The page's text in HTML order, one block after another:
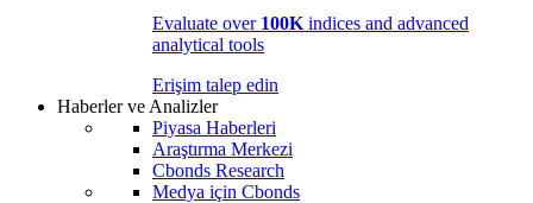
Evaluate over 100K indices and advanced
analytical tools
Erişim talep edin
Haberler ve Analizler
Piyasa Haberleri
Araştırma Merkezi
Cbonds Research
Medya için Cbonds